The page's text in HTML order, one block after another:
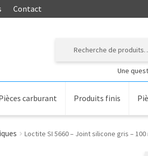
Contact
Une
carburant Produits finis
Loctite SI 5660 – Joint silicone gris – 100